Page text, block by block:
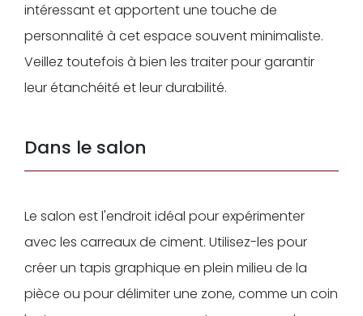
intéressant et apportent une touche de
personnalité à cet espace souvent minimaliste.
Veillez toutefois à bien les traiter pour garantir
leur étanchéité et leur durabilité.
Dans le salon
Le salon est l'endroit idéal pour expérimenter
avec les carreaux de ciment. Utilisez-les pour
créer un tapis graphique en plein milieu de la
pièce ou pour délimiter une zone, comme un coin